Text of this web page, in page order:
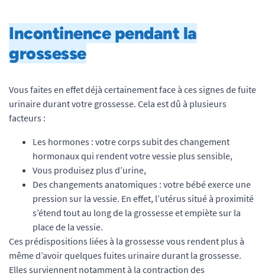
Incontinence pendant la
grossesse
Vous faites en effet déjà certainement face à ces signes de fuite
urinaire durant votre grossesse. Cela est dû à plusieurs
facteurs :
Les hormones : votre corps subit des changement
hormonaux qui rendent votre vessie plus sensible,
Vous produisez plus d’urine,
Des changements anatomiques : votre bébé exerce une
pression sur la vessie. En effet, l’utérus situé à proximité
s’étend tout au long de la grossesse et empiète sur la
place de la vessie.
Ces prédispositions liées à la grossesse vous rendent plus à
même d’avoir quelques fuites urinaire durant la grossesse.
Elles surviennent notamment à la contraction des